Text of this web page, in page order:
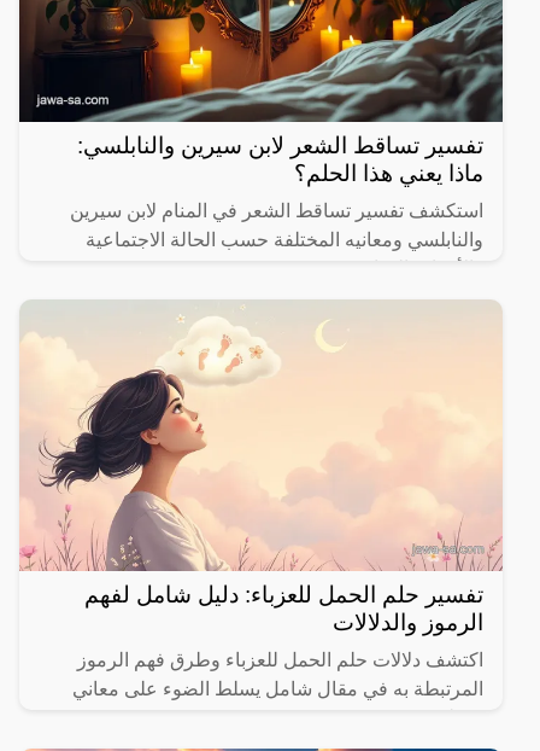
تفسير تساقط الشعر لابن سيرين والنابلسي:
ماذا يعني هذا الحلم؟
استكشف تفسير تساقط الشعر في المنام لابن سيرين
والنابلسي ومعانيه المختلفة حسب الحالة الاجتماعية
تفسير حلم الحمل للعزباء: دليل شامل لفهم
الرموز والدلالات
اكتشف دلالات حلم الحمل للعزباء وطرق فهم الرموز
المرتبطة به في مقال شامل يسلط الضوء على معاني